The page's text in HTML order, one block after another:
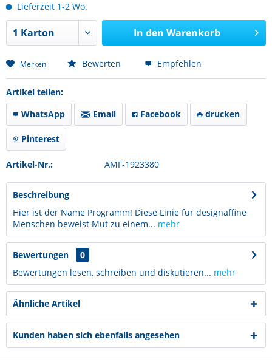
Lieferzeit 1-2 Wo.
In den Warenkorb
Merken Bewerten Empfehlen
Artikel teilen:
WhatsApp
Email Facebook drucken
Pinterest
Artikel-Nr.: AMF-1923380
Beschreibung
Hier ist der Name Programm! Diese Linie für designaffine
Menschen beweist Mut zu einem... mehr
Bewertungen
0
Bewertungen lesen, schreiben und diskutieren... mehr
Ähnliche Artikel
Kunden haben sich ebenfalls angesehen